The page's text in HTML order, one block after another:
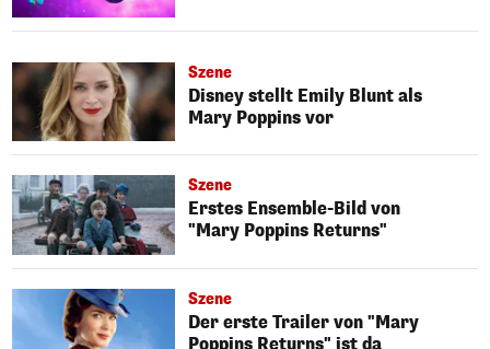
Szene
Disney stellt Emily Blunt als
Mary Poppins vor
Szene
Erstes Ensemble-Bild von
"Mary Poppins Returns"
Szene
Der erste Trailer von "Mary
Poppins Returns" ist da